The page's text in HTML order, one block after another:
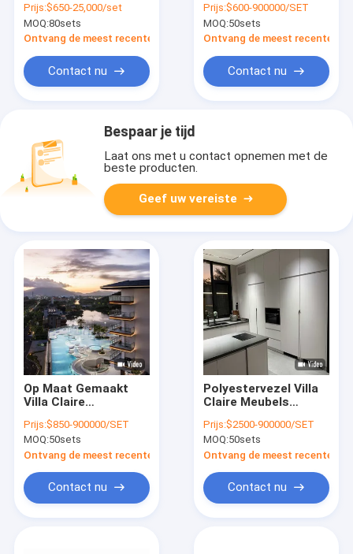
eenvoudig op maat
gemaakte fluwelen
bank
Prijs:$650-25,000/set
MOQ:80sets
Ontvang de meest recente Prijs
Contact nu
Modulaire Hoekbank
Prijs:$600-900000/SET
MOQ:50sets
Ontvang de meest recente
Contact nu
Bespaar je tijd
Laat ons met u contact opnemen met de
beste producten.
Geef uw vereiste
Op Maat Gemaakt
Villa Claire
Ambachtelijke Op
Maat Gemaakte
Appartement Sofa
Oplossingen
Prijs:$850-900000/SET
MOQ:50sets
Ontvang de meest recente Prijs
Contact nu
Polyestervezel Villa
Claire Meubels
Tweezitsbank
Slaapbank
Waterdicht
Prijs:$2500-900000/SET
MOQ:50sets
Ontvang de meest recente
Contact nu